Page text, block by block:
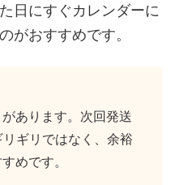
日にすぐカレンダーに
がおすすめです。
あります。次回発送
ギリではなく、余裕
めです。